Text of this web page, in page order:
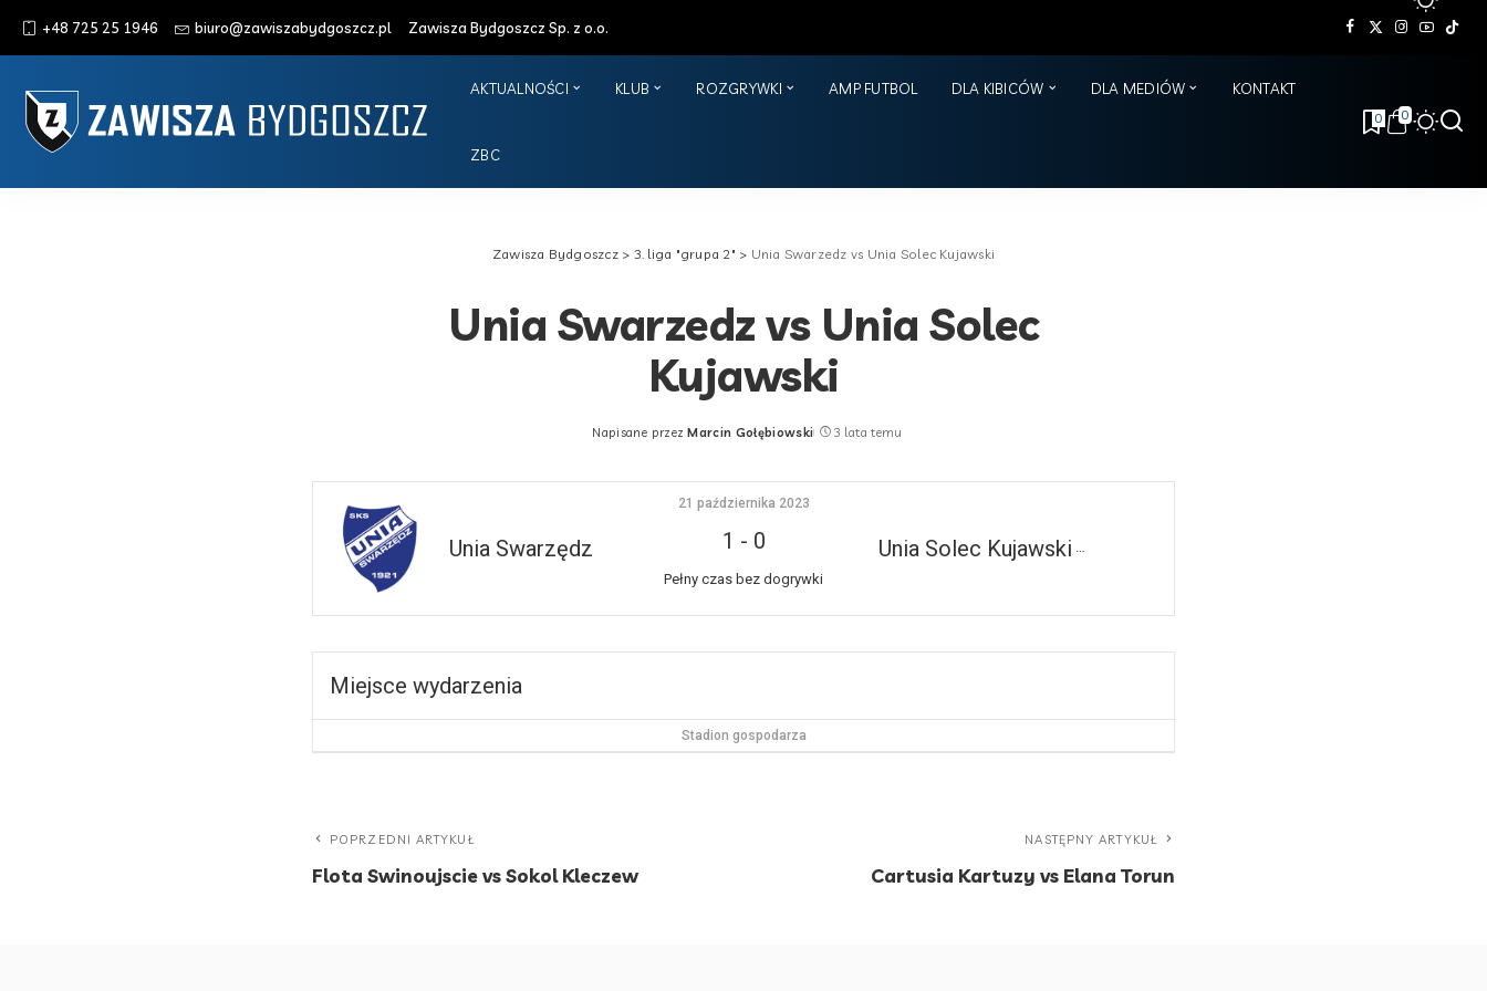
+48 725 25 1946 biuro@zawiszabydgoszcz.pl Zawisza Bydgoszcz Sp. z o.o.
AKTUALNOŚCI KLUB ROZGRYWKI AMP FUTBOL DLA KIBICÓW DLA MEDIÓW KONTAKT
ZBC
0 0
Zawisza Bydgoszcz> 3. liga "grupa 2" > Unia Swarzedz vs Unia Solec Kujawski
Unia Swarzedz vs Unia Solec
Kujawski
Posted
Napisane przez Marcin Gołębiowski 3 lata temu
Unia Swarzędz Unia Solec Kujawski
21 października 2023
1 - 0
Pełny czas bez dogrywki
Miejsce wydarzenia
Stadion gospodarza
POPRZEDNI ARTYKUŁ
Flota Swinoujscie vs Sokol Kleczew
NASTĘPNY ARTYKUŁ
Cartusia Kartuzy vs Elana Torun